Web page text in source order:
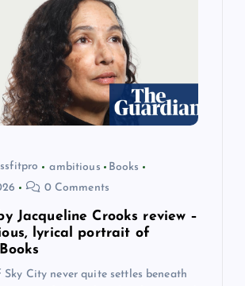
ambitious
Books
0 Comments
Jacqueline Crooks review –
lyrical portrait of
Sky City never quite settles beneath